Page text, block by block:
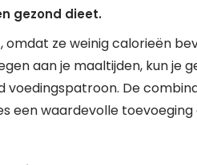
gezond dieet.
omdat ze weinig calorieën
aan je maaltijden, kun je
De
een waardevolle toevoeging